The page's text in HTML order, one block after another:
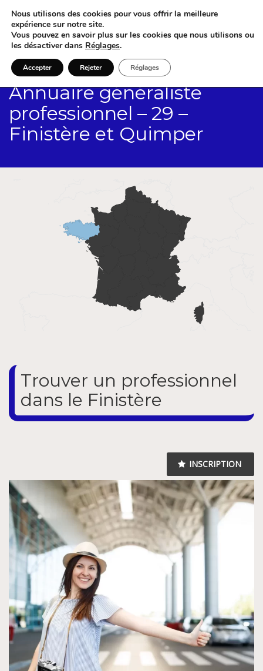
Annuaire généraliste
professionnel – 29 –
Finistère et Quimper
Trouver un professionnel
dans le Finistère
INSCRIPTION
Nous utilisons des cookies pour vous offrir la meilleure
expérience sur notre site.
Vous pouvez en savoir plus sur les cookies que nous utilisons ou
les désactiver dans Réglages.
Accepter Rejeter Réglages